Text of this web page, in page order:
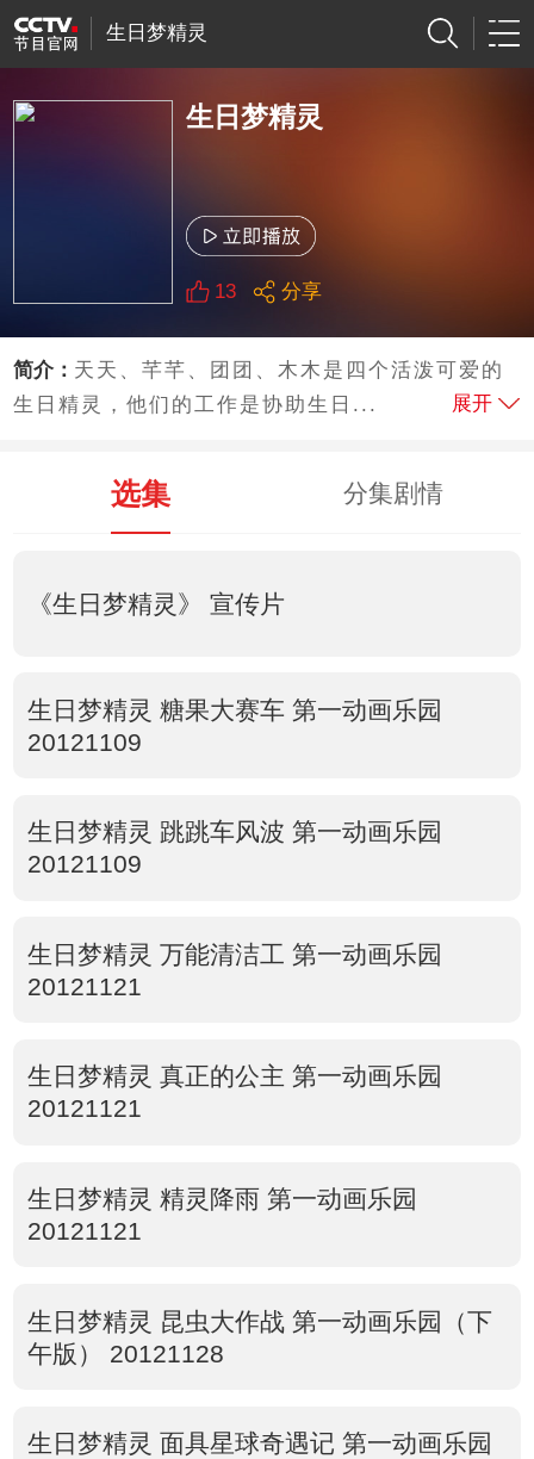
生日梦精灵
生日梦精灵
13 分享
简介： 天天、芊芊、团团、木木是四个活泼可爱的
生日精灵，他们的工作是协助生日...
展开
选集 分集剧情
《生日梦精灵》 宣传片
生日梦精灵 糖果大赛车 第一动画乐园
20121109
生日梦精灵 跳跳车风波 第一动画乐园
20121109
生日梦精灵 万能清洁工 第一动画乐园
20121121
生日梦精灵 真正的公主 第一动画乐园
20121121
生日梦精灵 精灵降雨 第一动画乐园
20121121
生日梦精灵 昆虫大作战 第一动画乐园（下
午版） 20121128
生日梦精灵 面具星球奇遇记 第一动画乐园